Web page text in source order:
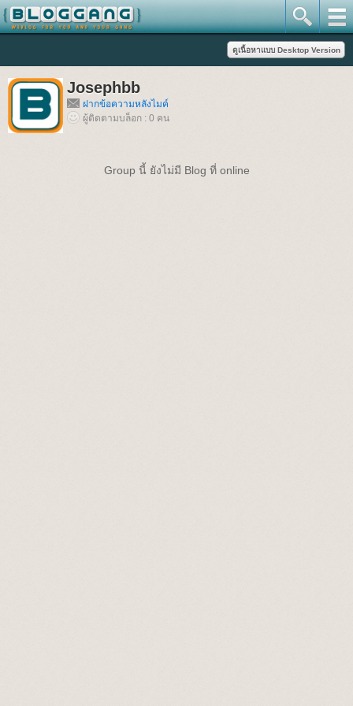
Josephbb
ฝากข้อความหลังไมค์
ผู้ติดตามบล็อก : 0 คน
Group นี้ ยังไม่มี Blog ที่ online